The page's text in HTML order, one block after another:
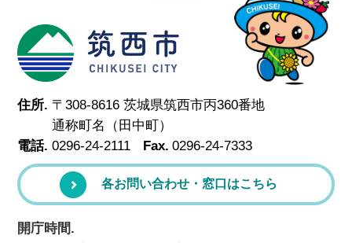
筑西市
住所. 〒308-8616 茨城県筑西市丙360番地
通称町名（田中町）
電話. 0296-24-2111 Fax. 0296-24-7333
各お問い合わせ・窓口はこちら
開庁時間.